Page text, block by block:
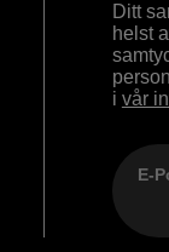
Ditt
helst
i vår
E-